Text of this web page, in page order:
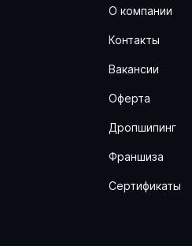
О компании
Контакты
Вакансии
Оферта
Дропшипинг
Франшиза
Сертификаты